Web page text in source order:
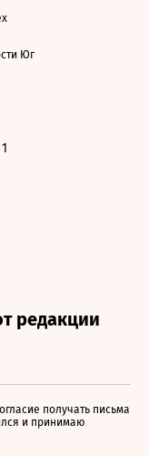
Юг
получать письма
и принимаю